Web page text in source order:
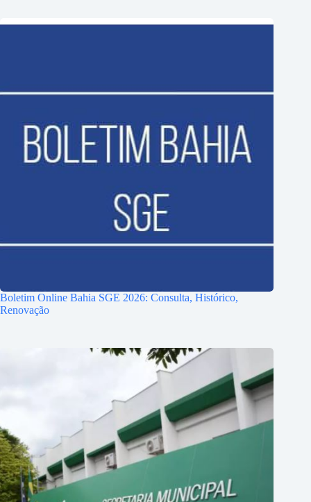
Boletim Online Bahia SGE 2026: Consulta, Histórico,
Renovação